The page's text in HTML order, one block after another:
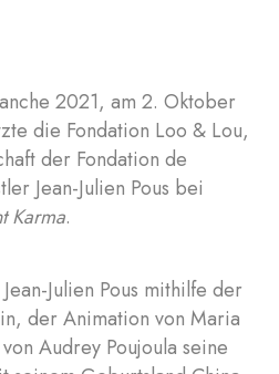
2021, am 2. Oktober
die Fondation Loo & Lou,
der Fondation de
Jean-Julien Pous bei
Karma.
Julien Pous mithilfe der
der Animation von Maria
Audrey Poujoula seine